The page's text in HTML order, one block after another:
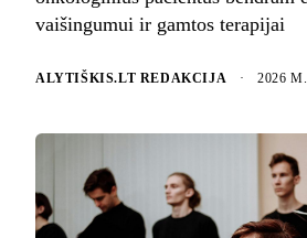
vaišingumui ir gamtos terapijai
ALYTIŠKIS.LT REDAKCIJA · 2026